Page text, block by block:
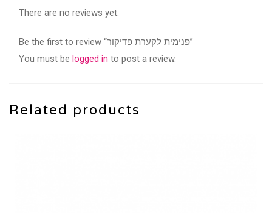
There are no reviews yet.
Be the first to review “פנימית לקערת פדיקור”
You must be logged in to post a review.
Related products